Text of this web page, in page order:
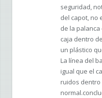
seguridad,
del capot, no
de la palanca
caja dentro
un plástico
La línea del
igual que el
ruidos